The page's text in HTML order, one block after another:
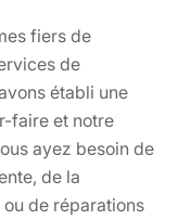
fiers de
de
établi une
faire et notre
ayez besoin de
de la
de réparations